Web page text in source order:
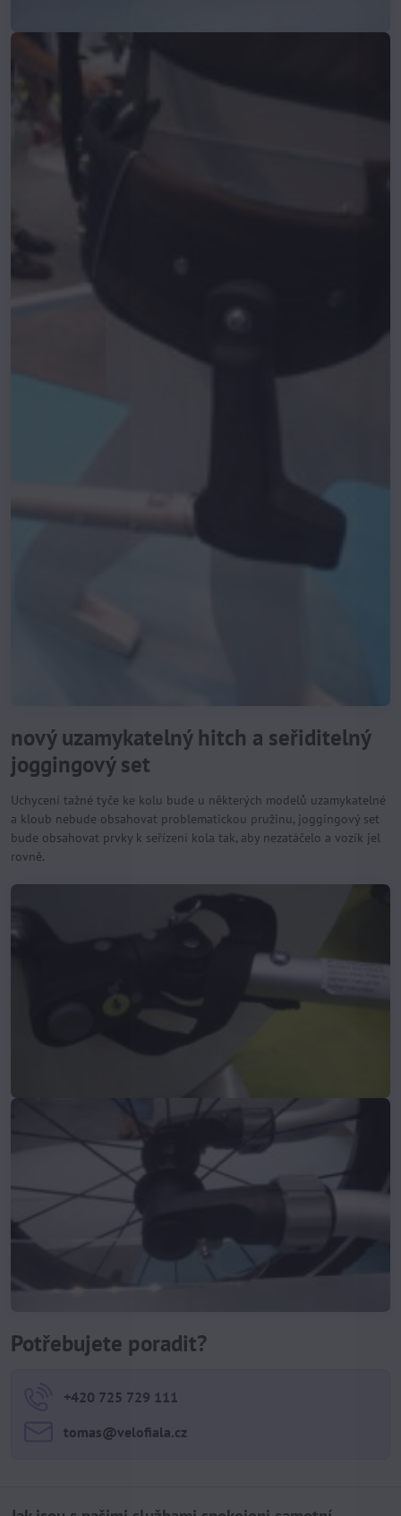
nový uzamykatelný hitch a seřiditelný
joggingový set
Uchycení tažné tyče ke kolu bude u některých modelů uzamykatelné
a kloub nebude obsahovat problematickou pružinu, joggingový set
bude obsahovat prvky k seřízení kola tak, aby nezatáčelo a vozík jel
rovně.
Potřebujete poradit?
+420 725 729 111
tomas​@velofiala​.cz